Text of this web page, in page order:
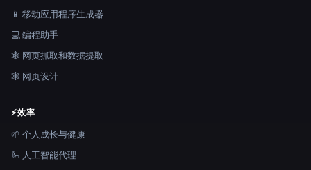
📱 移动应用程序生成器
💻 编程助手
🕸️ 网页抓取和数据提取
🕸 网页设计
⚡效率
🌱 个人成长与健康
🦾 人工智能代理